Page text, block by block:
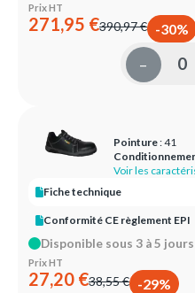
Prix HT
271,95 €390,97 € -30%
–
Pointure: 41
Voir les
Fiche technique
Conformité CE règlement EPI
Disponible sous 3 à 5 jours
Prix HT
27,20 €38,55 € -29%